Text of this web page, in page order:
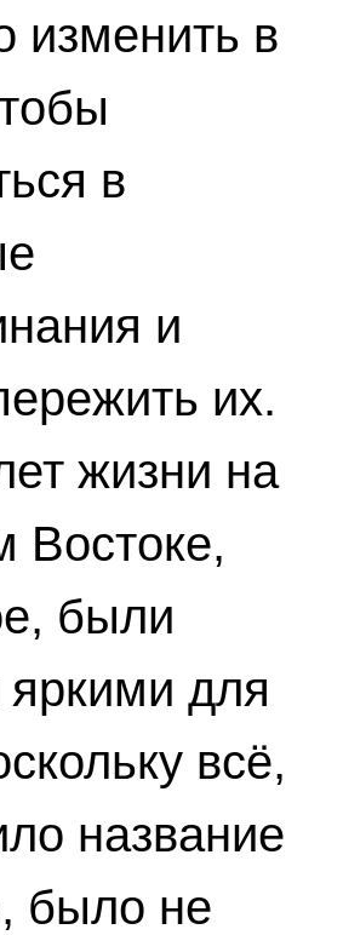
изменить в
в
и
их.
жизни на
Востоке,
были
для
всё,
название
было не